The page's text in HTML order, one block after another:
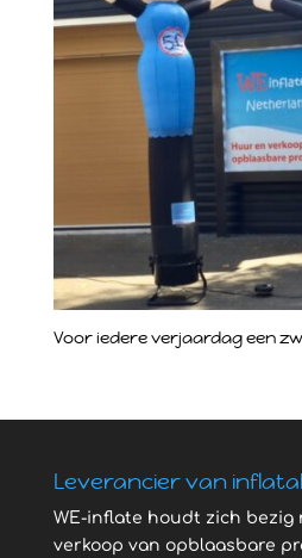
Voor iedere verjaardag een
Leverancier van
WE-inflate houdt zich bezig
verkoop van opblaasbare